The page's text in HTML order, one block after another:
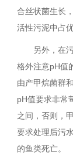
合丝状菌生长
活性污泥中占
另外，在
格外注意pH值
由产甲烷菌群
pH值要求非常
之间，否则，
要求处理后污
的鱼类死亡。